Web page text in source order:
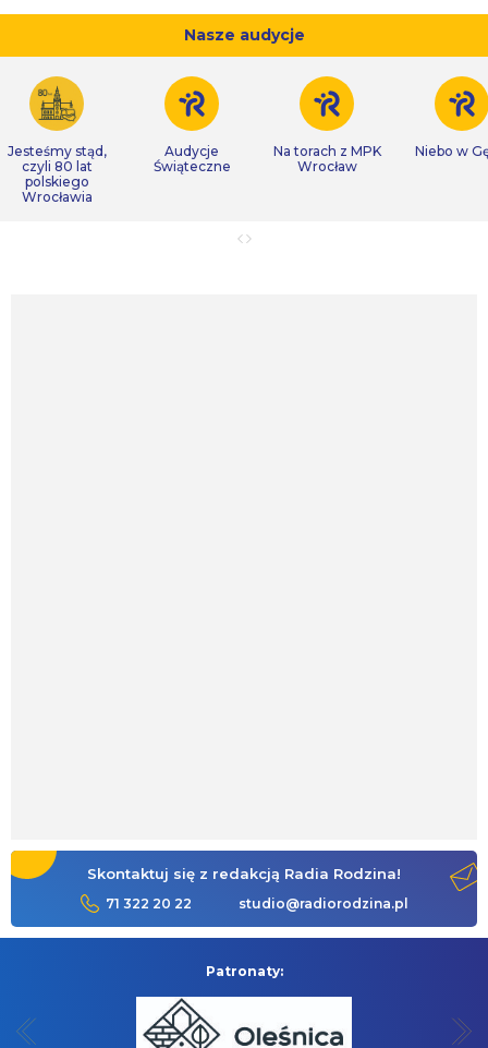
Nasze audycje
Jesteśmy stąd,
czyli 80 lat
polskiego
Wrocławia
Audycje
Świąteczne
Na torach z MPK
Wrocław
Niebo w
Skontaktuj się z redakcją Radia Rodzina!
71 322 20 22 studio@radiorodzina.pl
Patronaty: